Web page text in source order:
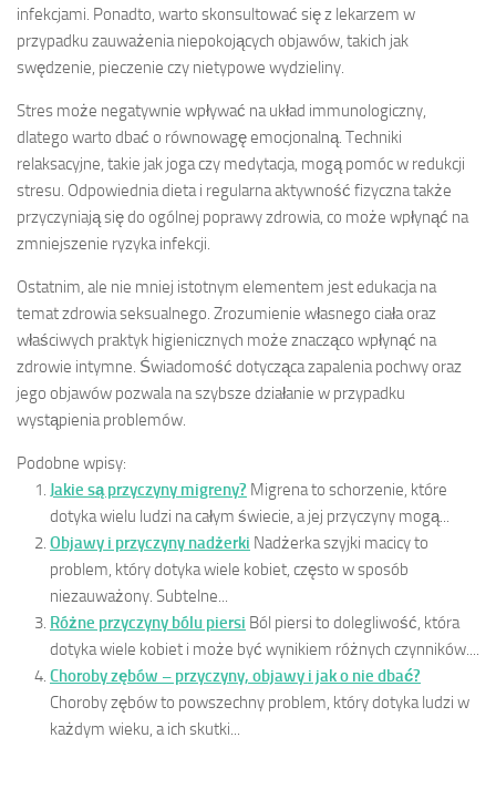
infekcjami. Ponadto, warto skonsultować się z lekarzem w
przypadku zauważenia niepokojących objawów, takich jak
swędzenie, pieczenie czy nietypowe wydzieliny.
Stres może negatywnie wpływać na układ immunologiczny,
dlatego warto dbać o równowagę emocjonalną. Techniki
relaksacyjne, takie jak joga czy medytacja, mogą pomóc w redukcji
stresu. Odpowiednia dieta i regularna aktywność fizyczna także
przyczyniają się do ogólnej poprawy zdrowia, co może wpłynąć na
zmniejszenie ryzyka infekcji.
Ostatnim, ale nie mniej istotnym elementem jest edukacja na
temat zdrowia seksualnego. Zrozumienie własnego ciała oraz
właściwych praktyk higienicznych może znacząco wpłynąć na
zdrowie intymne. Świadomość dotycząca zapalenia pochwy oraz
jego objawów pozwala na szybsze działanie w przypadku
wystąpienia problemów.
Podobne wpisy:
Jakie są przyczyny migreny? Migrena to schorzenie, które
dotyka wielu ludzi na całym świecie, a jej przyczyny mogą...
Objawy i przyczyny nadżerki Nadżerka szyjki macicy to
problem, który dotyka wiele kobiet, często w sposób
niezauważony. Subtelne...
Różne przyczyny bólu piersi Ból piersi to dolegliwość, która
dotyka wiele kobiet i może być wynikiem różnych czynników....
Choroby zębów – przyczyny, objawy i jak o nie dbać?
Choroby zębów to powszechny problem, który dotyka ludzi w
każdym wieku, a ich skutki...